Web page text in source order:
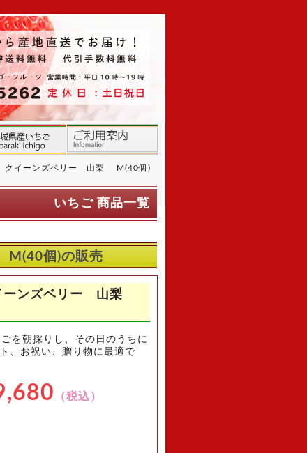
いちご 商品一覧
】クイーンズベリー 山梨 M(40個)
M(40個)の販売
ーンズベリー 山梨
を朝採りし、その日のうちに
、お祝い、贈り物に最適で
（税込）